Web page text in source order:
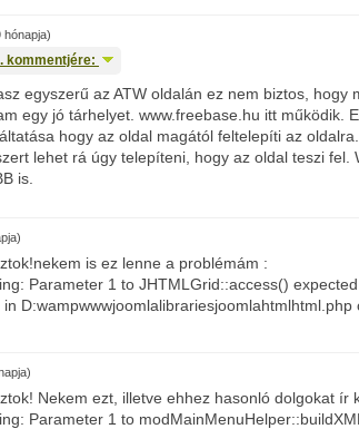
hónapja)
kommentjére:
egyszerű az ATW oldalán ez nem biztos, hogy
egy jó tárhelyet. www.freebase.hu itt működik.
hogy az oldal magától feltelepíti az
lehet rá úgy telepíteni, hogy az oldal teszi fel.
is.
is ez lenne a problémám :
Parameter 1 to JHTMLGrid::access()
in D:wampwwwjoomlalibrariesjoomlahtmlhtml.php
Nekem ezt, illetve ehhez hasonló dolgokat ír
Parameter 1 to